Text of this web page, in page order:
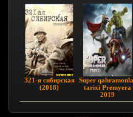
З21-я cибиpcкaя
(2018)
Super
tarixi Premyera
2019